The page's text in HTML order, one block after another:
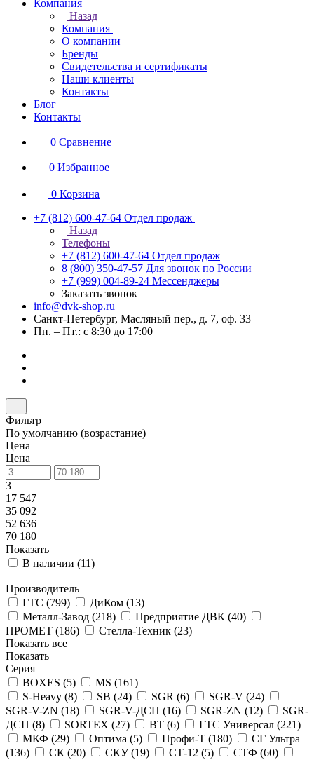
Компания
Назад
Компания
О компании
Бренды
Свидетельства и сертификаты
Наши клиенты
Контакты
Блог
Контакты
0 Сравнение
0 Избранное
0 Корзина
+7 (812) 600-47-64 Отдел продаж
Назад
Телефоны
+7 (812) 600-47-64 Отдел продаж
8 (800) 350-47-57 Для звонок по России
+7 (999) 004-89-24 Мессенджеры
Заказать звонок
info@dvk-shop.ru
Санкт-Петербург, Масляный пер., д. 7, оф. 33
Пн. – Пт.: с 8:30 до 17:00
Фильтр
По умолчанию (возрастание)
Цена
Цена
3
17 547
35 092
52 636
70 180
Показать
В наличии (11)
Производитель
ГТС (799) ДиКом (13)
Металл-Завод (218) Предприятие ДВК (40)
ПРОМЕТ (186) Стелла-Техник (23)
Показать все
Показать
Серия
BOXES (5) MS (161)
S-Heavy (8) SB (24) SGR (6) SGR-V (24)
SGR-V-ZN (18) SGR-V-ДСП (16) SGR-ZN (12)
SGR-
ДСП (8) SORTEX (27) ВТ (6) ГТС Универсал (221)
МКФ (29) Оптима (5) Профи-Т (180)
СГ Ультра
(136) СК (20) СКУ (19) СТ-12 (5) СТФ (60)